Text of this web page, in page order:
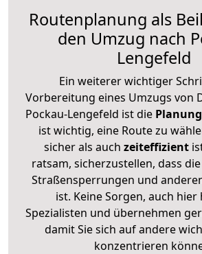
Routenplanung als
den Umzug nach
Lengefeld
Ein weiterer wichtiger
Vorbereitung eines Umzugs von
Pockau-Lengefeld ist die
ist wichtig, eine Route zu
sicher als auch zeiteffizient
ratsam, sicherzustellen, dass
Straßensperrungen und
ist. Keine Sorgen, auch
Spezialisten und übernehmen
damit Sie sich auf andere
konzentrieren